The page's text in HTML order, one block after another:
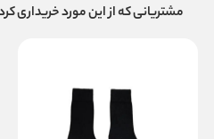
مشتریانی که از این مورد خریداری